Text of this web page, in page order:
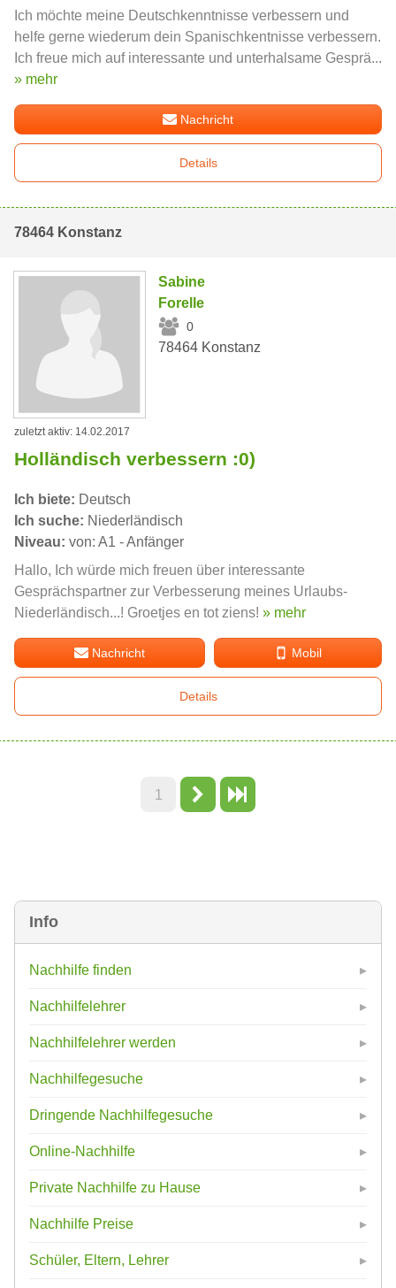
Info
Nachhilfe finden
Nachhilfelehrer
Nachhilfelehrer werden
Nachhilfegesuche
Dringende Nachhilfegesuche
Online-Nachhilfe
Private Nachhilfe zu Hause
Nachhilfe Preise
Schüler, Eltern, Lehrer
Ich möchte meine Deutschkenntnisse verbessern und
helfe gerne wiederum dein Spanischkentnisse verbessern.
Ich freue mich auf interessante und unterhalsame Gesprä...
» mehr
Nachricht
Details
78464 Konstanz
Sabine
Forelle
0
78464 Konstanz
zuletzt aktiv: 14.02.2017
Holländisch verbessern :0)
Ich biete: Deutsch
Ich suche: Niederländisch
Niveau: von: A1 - Anfänger
Hallo, Ich würde mich freuen über interessante
Gesprächspartner zur Verbesserung meines Urlaubs-
Niederländisch...! Groetjes en tot ziens! » mehr
Nachricht Mobil
Details
1